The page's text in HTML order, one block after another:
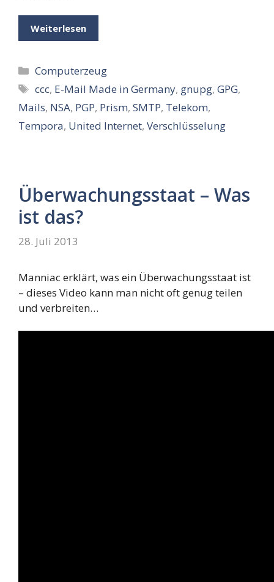
Weiterlesen
Kategorien
Computerzeug
Schlagwörter
ccc, E-Mail Made in Germany, gnupg,GPG,
Mails, NSA, PGP, Prism, SMTP, Telekom,
Tempora, United Internet, Verschlüsselung
Überwachungsstaat – Was
ist das?
28. Juli 2013
Manniac erklärt, was ein Überwachungsstaat ist
– dieses Video kann man nicht oft genug teilen
und verbreiten…